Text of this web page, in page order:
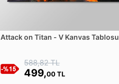
Attack on Titan - V Kanvas Tablosu
588,82 TL
499,00 TL